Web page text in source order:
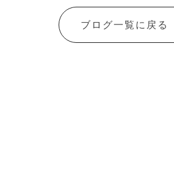
ブログ一覧に戻る